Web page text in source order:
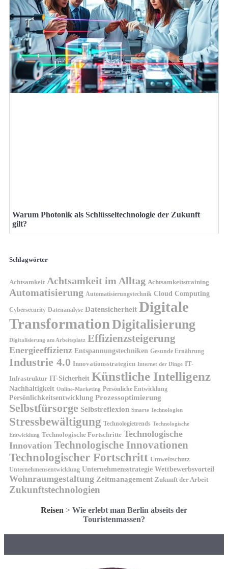
Warum Photonik als Schlüsseltechnologie der Zukunft
gilt?
Schlagwörter
Achtsamkeit Achtsamkeit im Alltag Achtsamkeitstraining
Automatisierung Automatisierungstechnik Cloud Computing
Cybersecurity Datenanalyse Datensicherheit Digitale
TransformationDigitalisierung
Digitalisierung am Arbeitsplatz Effizienzsteigerung
Energieeffizienz Entspannungstechniken Gesunde Ernährung
Industrie 4.0 Innovationsstrategien Internet der Dinge IT-
Infrastruktur IT-Sicherheit Künstliche Intelligenz
Nachhaltigkeit Online-Marketing Persönliche Entwicklung
Persönlichkeitsentwicklung Prozessoptimierung
Selbstfürsorge Selbstreflexion Smarte Technologien
Stressbewältigung Technologietrends Technologische
Entwicklung Technologische Fortschritte Technologische
Innovation Technologische Innovationen
Technologischer Fortschritt Umweltschutz
Unternehmensentwicklung Unternehmensstrategie Wettbewerbsvorteil
Wohnraumgestaltung Zeitmanagement Zukunft der Arbeit
Zukunftstechnologien
Reisen > Wie erlebt man Berlin abseits der
Touristenmassen?